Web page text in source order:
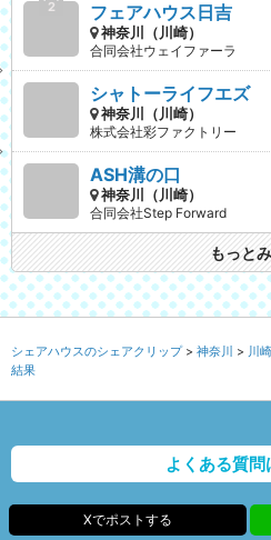
フェアハウス日吉
神奈川（川崎）
合同会社ウェイファーラ
シャトーライフエズ
神奈川（川崎）
株式会社彩ファクトリー
ASH溝の口
神奈川（川崎）
合同会社Step Forward
もっと
シェアハウスのシェアクリップ 神奈川 川崎
結果
よくある質問
Xでポストする